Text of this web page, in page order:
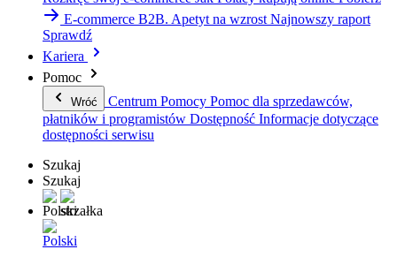
E-commerce B2B. Apetyt na wzrost Najnowszy raport
Sprawdź
Kariera
Pomoc
Wróć Centrum Pomocy Pomoc dla sprzedawców,
płatników i programistów Dostępność Informacje dotyczące
dostępności serwisu
Szukaj
Szukaj